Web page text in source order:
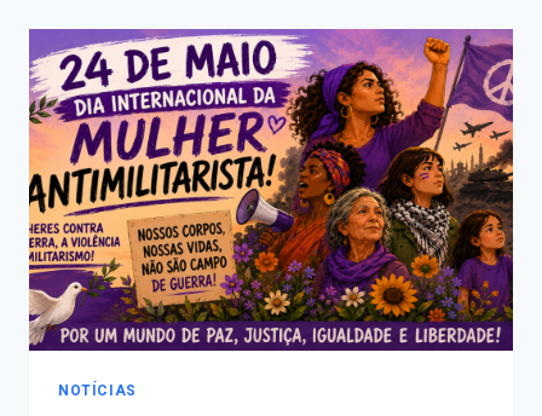
DIA
NACIONAL
CONTRA
O
FEMINICÍDIO
NOTÍCIAS